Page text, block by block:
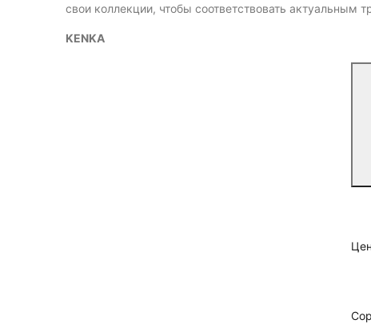
свои коллекции, чтобы соответствовать актуальным
KENKA